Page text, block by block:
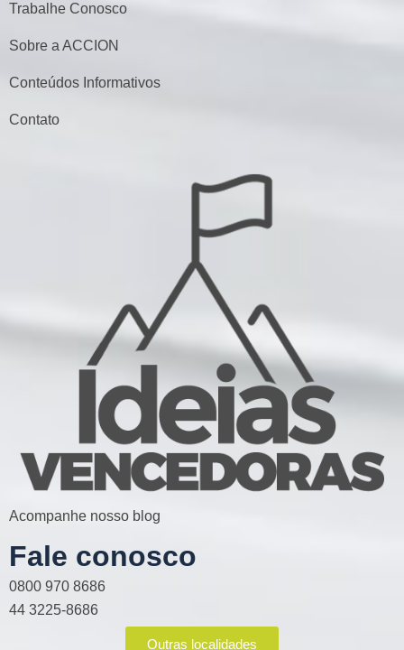
Trabalhe Conosco
Sobre a ACCION
Conteúdos Informativos
Contato
Acompanhe nosso blog
Fale conosco
0800 970 8686
44 3225-8686
Outras localidades